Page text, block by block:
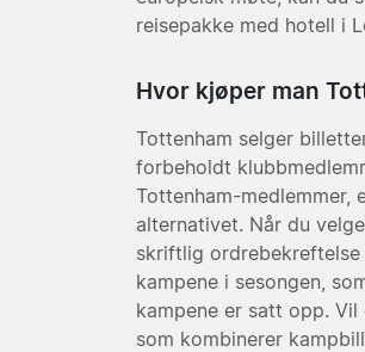
reisepakke med hotell i
Hvor kjøper man
Tottenham selger
forbeholdt
Tottenham-
alternativet. Når du
skriftlig
kampene i sesongen,
kampene er satt opp.
som kombinerer